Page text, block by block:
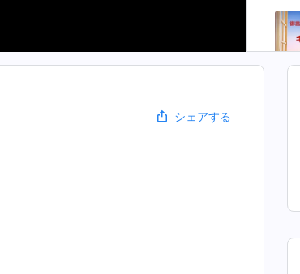
シェアする